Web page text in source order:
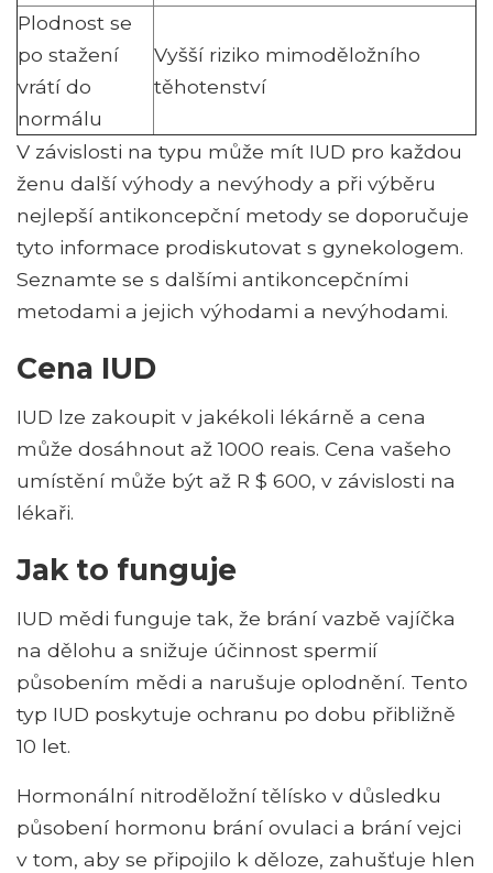
Plodnost se
po stažení
vrátí do
normálu
Vyšší riziko mimoděložního
těhotenství
V závislosti na typu může mít IUD pro každou
ženu další výhody a nevýhody a při výběru
nejlepší antikoncepční metody se doporučuje
tyto informace prodiskutovat s gynekologem.
Seznamte se s dalšími antikoncepčními
metodami a jejich výhodami a nevýhodami.
Cena IUD
IUD lze zakoupit v jakékoli lékárně a cena
může dosáhnout až 1000 reais. Cena vašeho
umístění může být až R $ 600, v závislosti na
lékaři.
Jak to funguje
IUD mědi funguje tak, že brání vazbě vajíčka
na dělohu a snižuje účinnost spermií
působením mědi a narušuje oplodnění. Tento
typ IUD poskytuje ochranu po dobu přibližně
10 let.
Hormonální nitroděložní tělísko v důsledku
působení hormonu brání ovulaci a brání vejci
v tom, aby se připojilo k děloze, zahušťuje hlen